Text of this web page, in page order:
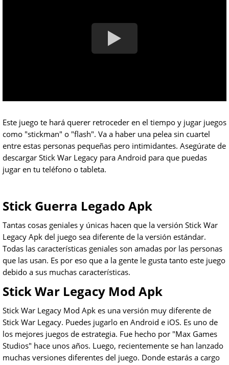
Este juego te hará querer retroceder en el tiempo y jugar juegos
como "stickman" o "flash". Va a haber una pelea sin cuartel
entre estas personas pequeñas pero intimidantes. Asegúrate de
descargar Stick War Legacy para Android para que puedas
jugar en tu teléfono o tableta.
Stick Guerra Legado Apk
Tantas cosas geniales y únicas hacen que la versión Stick War
Legacy Apk del juego sea diferente de la versión estándar.
Todas las características geniales son amadas por las personas
que las usan. Es por eso que a la gente le gusta tanto este juego
debido a sus muchas características.
Stick War Legacy Mod Apk
Stick War Legacy Mod Apk es una versión muy diferente de
Stick War Legacy. Puedes jugarlo en Android e iOS. Es uno de
los mejores juegos de estrategia. Fue hecho por "Max Games
Studios" hace unos años. Luego, recientemente se han lanzado
muchas versiones diferentes del juego. Donde estarás a cargo